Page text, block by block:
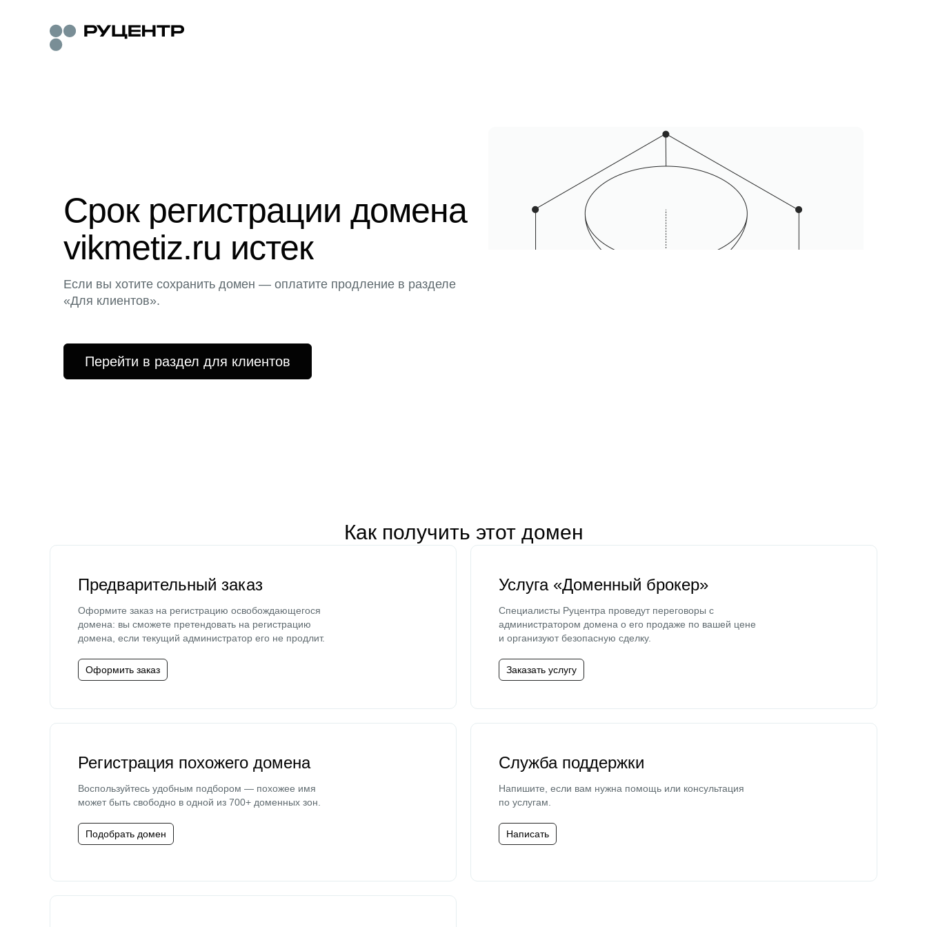
Срок регистрации домена
vikmetiz.ru истек
Если вы хотите сохранить домен — оплатите продление в разделе
«Для клиентов».
Перейти в раздел для клиентов
Как получить этот домен
Предварительный заказ
Оформите заказ на регистрацию освобождающегося
домена: вы сможете претендовать на регистрацию
домена, если текущий администратор его не продлит.
Оформить заказ
Услуга «Доменный брокер»
Специалисты Руцентра проведут переговоры с
администратором домена о его продаже по вашей цене
и организуют безопасную сделку.
Заказать услугу
Регистрация похожего домена
Воспользуйтесь удобным подбором — похожее имя
может быть свободно в одной из 700+ доменных зон.
Подобрать домен
Служба поддержки
Напишите, если вам нужна помощь или консультация
по услугам.
Написать